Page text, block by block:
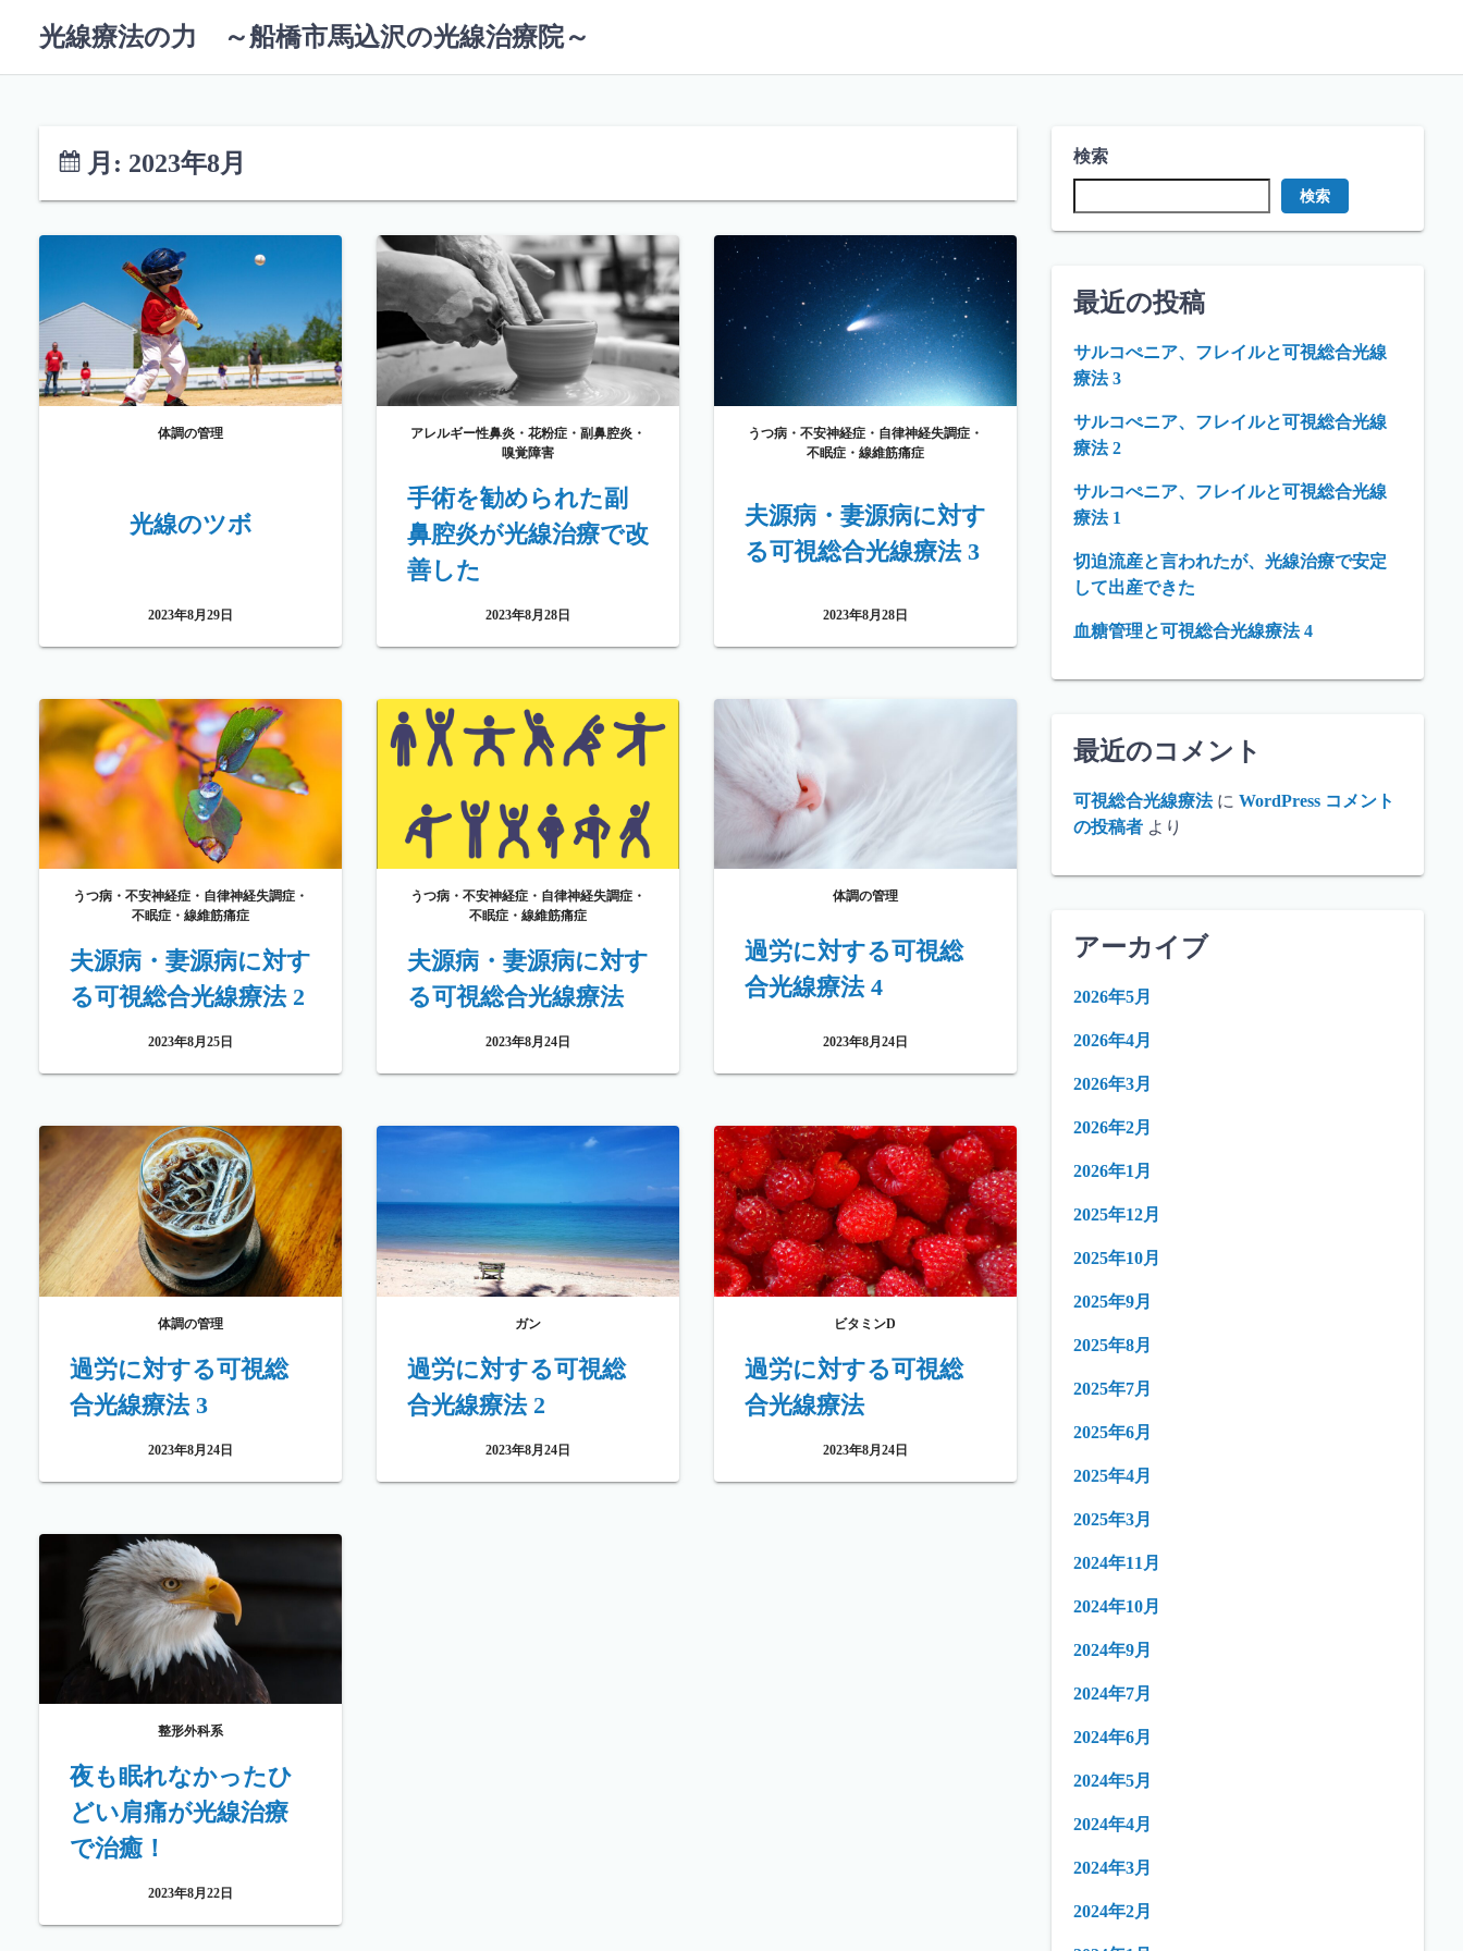
光線療法の力 ～船橋市馬込沢の光線治療院～
月: 2023年8月
体調の管理
光線のツボ
2023年8月29日
アレルギー性鼻炎・花粉症・副鼻腔炎・
嗅覚障害
手術を勧められた副
鼻腔炎が光線治療で改
善した
2023年8月28日
うつ病・不安神経症・自律神経失調症・
不眠症・線維筋痛症
夫源病・妻源病に対す
る可視総合光線療法 3
2023年8月28日
うつ病・不安神経症・自律神経失調症・
不眠症・線維筋痛症
夫源病・妻源病に対す
る可視総合光線療法 2
2023年8月25日
うつ病・不安神経症・自律神経失調症・
不眠症・線維筋痛症
夫源病・妻源病に対す
る可視総合光線療法
2023年8月24日
体調の管理
過労に対する可視総
合光線療法 4
2023年8月24日
体調の管理
過労に対する可視総
合光線療法 3
2023年8月24日
ガン
過労に対する可視総
合光線療法 2
2023年8月24日
ビタミンD
過労に対する可視総
合光線療法
2023年8月24日
整形外科系
夜も眠れなかったひ
どい肩痛が光線治療
で治癒！
2023年8月22日
検索
検索
最近の投稿
サルコぺニア、フレイルと可視総合光線
療法 3
サルコぺニア、フレイルと可視総合光線
療法 2
サルコぺニア、フレイルと可視総合光線
療法 1
切迫流産と言われたが、光線治療で安定
して出産できた
血糖管理と可視総合光線療法 4
最近のコメント
可視総合光線療法に WordPress コメント
の投稿者 より
アーカイブ
2026年5月
2026年4月
2026年3月
2026年2月
2026年1月
2025年12月
2025年10月
2025年9月
2025年8月
2025年7月
2025年6月
2025年4月
2025年3月
2024年11月
2024年10月
2024年9月
2024年7月
2024年6月
2024年5月
2024年4月
2024年3月
2024年2月